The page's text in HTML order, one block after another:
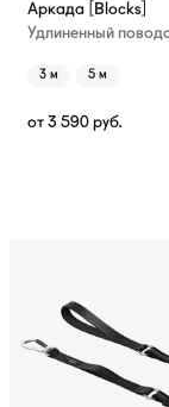
Аркада [Blocks]
Удлиненный
3 м 5 м
от 3 590 руб.